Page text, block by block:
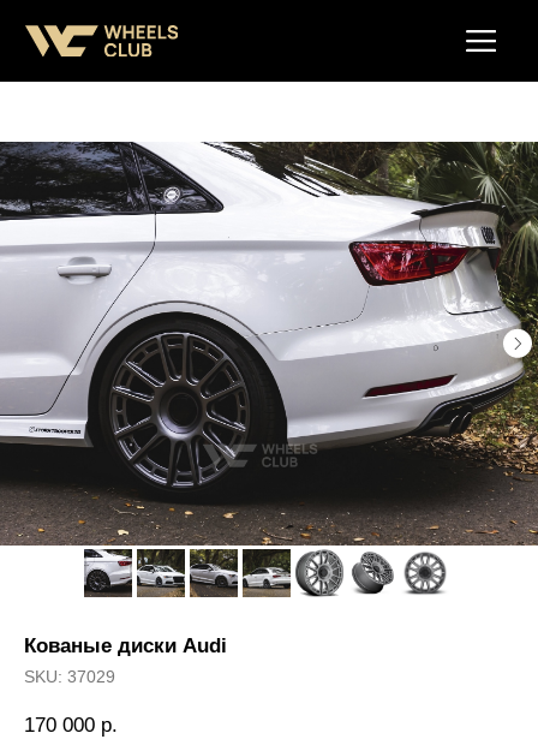
Кованые диски Audi
SKU: 37029
170 000 р.